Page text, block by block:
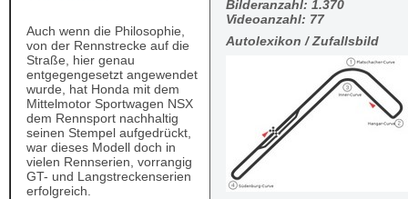
Bilderanzahl: 1.370
Videoanzahl: 77
Autolexikon / Zufallsbild
Auch wenn die Philosophie,
von der Rennstrecke auf die
Straße, hier genau
entgegengesetzt angewendet
wurde, hat Honda mit dem
Mittelmotor Sportwagen NSX
dem Rennsport nachhaltig
seinen Stempel aufgedrückt,
war dieses Modell doch in
vielen Rennserien, vorrangig
GT- und Langstreckenserien
erfolgreich.